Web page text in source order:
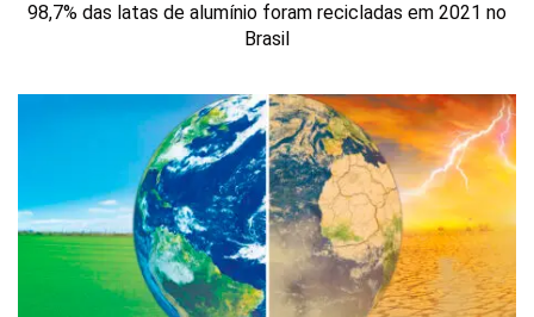
98,7% das latas de alumínio foram recicladas em 2021 no
Brasil